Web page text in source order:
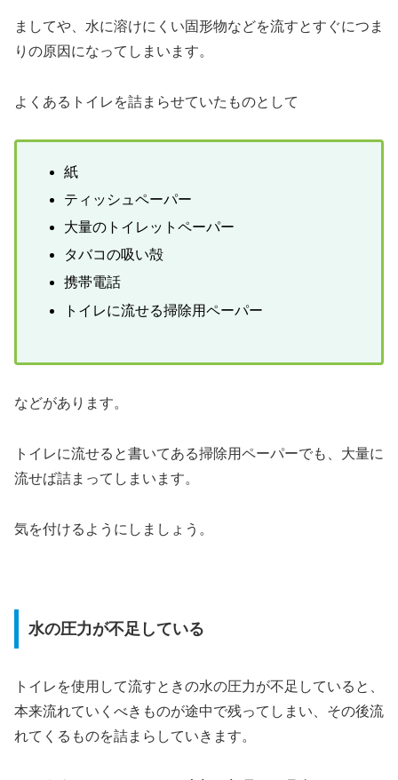
ましてや、水に溶けにくい固形物などを流すとすぐにつま
りの原因になってしまいます。
よくあるトイレを詰まらせていたものとして
紙
ティッシュペーパー
大量のトイレットペーパー
タバコの吸い殻
携帯電話
トイレに流せる掃除用ペーパー
などがあります。
トイレに流せると書いてある掃除用ペーパーでも、大量に
流せば詰まってしまいます。
気を付けるようにしましょう。
水の圧力が不足している
トイレを使用して流すときの水の圧力が不足していると、
本来流れていくべきものが途中で残ってしまい、その後流
れてくるものを詰まらしていきます。